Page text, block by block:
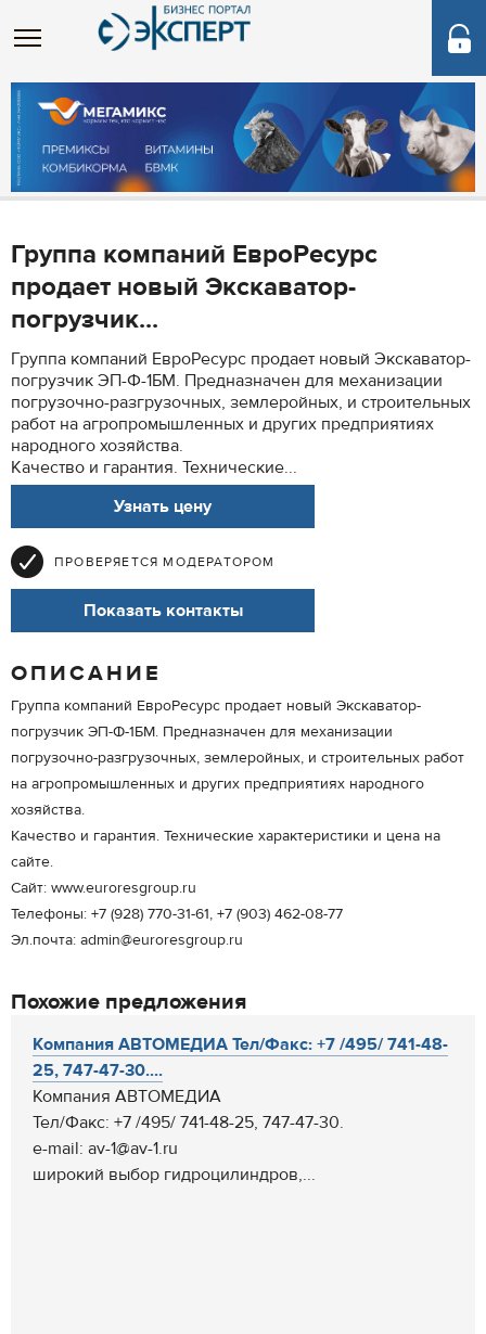
Группа компаний ЕвроРесурс
продает новый Экскаватор-
погрузчик...
Группа компаний ЕвроРесурс продает новый Экскаватор-
погрузчик ЭП-Ф-1БМ. Предназначен для механизации
погрузочно-разгрузочных, землеройных, и строительных
работ на агропромышленных и других предприятиях
народного хозяйства.
Качество и гарантия. Технические...
Узнать цену
ПРОВЕРЯЕТСЯ МОДЕРАТОРОМ
Показать контакты
ОПИСАНИЕ
Группа компаний ЕвроРесурс продает новый Экскаватор-
погрузчик ЭП-Ф-1БМ. Предназначен для механизации
погрузочно-разгрузочных, землеройных, и строительных работ
на агропромышленных и других предприятиях народного
хозяйства.
Качество и гарантия. Технические характеристики и цена на
сайте.
Сайт: www.euroresgroup.ru
Телефоны: +7 (928) 770-31-61, +7 (903) 462-08-77
Эл.почта: admin@euroresgroup.ru
Похожие предложения
Компания АВТОМЕДИА Тел/Факс: +7 /495/ 741-48-
25, 747-47-30....
Компания АВТОМЕДИА
Тел/Факс: +7 /495/ 741-48-25, 747-47-30.
e-mail: av-1@av-1.ru
широкий выбор гидроцилиндров,...